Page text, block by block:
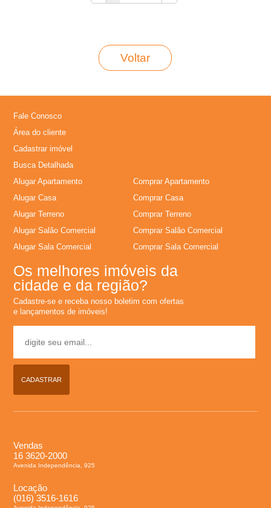
Voltar
Fale Conosco
Área do cliente
Cadastrar imóvel
Busca Detalhada
Alugar Apartamento
Alugar Casa
Alugar Terreno
Alugar Salão Comercial
Alugar Sala Comercial
Comprar Apartamento
Comprar Casa
Comprar Terreno
Comprar Salão Comercial
Comprar Sala Comercial
Os melhores imóveis da
cidade e da região?
Cadastre-se e receba nosso boletim com ofertas
e lançamentos de imóveis!
CADASTRAR
Vendas
16 3620-2000
Avenida Independência, 925
Locação
(016) 3516-1616